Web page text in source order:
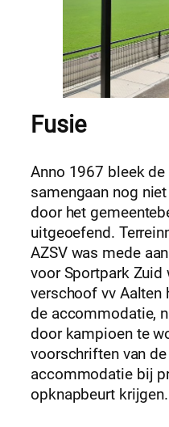
Fusie
Anno 1967 bleek
samengaan nog
door het
uitgeoefend.
AZSV was mede
voor Sportpark Zuid
verschoof vv Aalten
de accommodatie,
door kampioen te
voorschriften van
accommodatie bij
opknapbeurt krijgen.